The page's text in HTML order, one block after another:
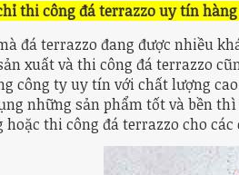
thi công đá terrazzo uy tín
đá terrazzo đang được nhiều
xuất và thi công đá terrazzo
công ty uy tín với chất lượng
những sản phẩm tốt và bền
hoặc thi công đá terrazzo cho